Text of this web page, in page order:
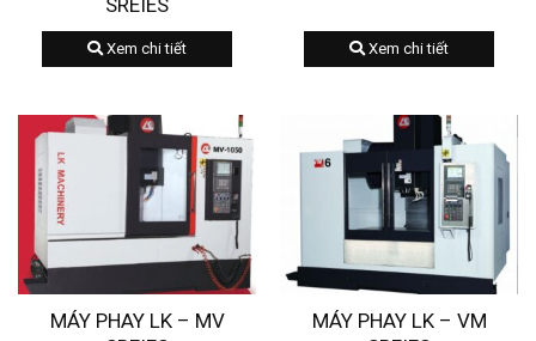
Xem chi tiết Xem chi tiết
MÁY PHAY LK – MV
MÁY PHAY LK – VM